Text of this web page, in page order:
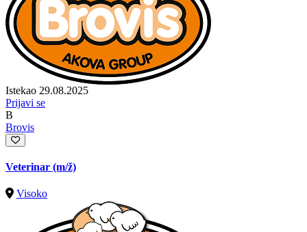
Istekao 29.08.2025
Prijavi se
B
Brovis
Veterinar (m/ž)
Visoko